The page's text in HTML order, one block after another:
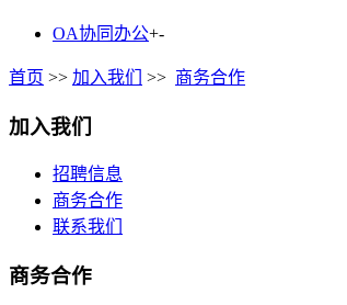
OA协同办公+-
首页 >> 加入我们 >> 商务合作
加入我们
招聘信息
商务合作
联系我们
商务合作